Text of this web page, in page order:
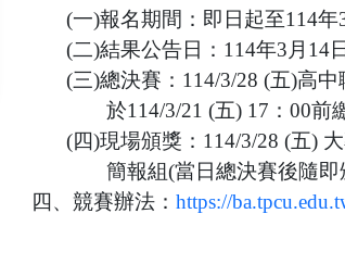
(一)報名期間：即日起至114年
(二)結果公告日： 114年3 月 14日
(三)總決賽： 114/3/28 (五)高中
於114/3/21 (五) 17 ：00前
(四)現場頒獎： 114/3/28 (五)
簡報組(當日總決賽後隨即
四、競賽辦法： https://